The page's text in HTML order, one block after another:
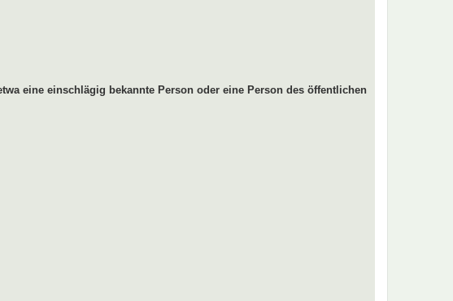
eine einschlägig bekannte Person oder eine Person des öffentlichen